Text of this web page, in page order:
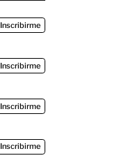
Inscribirme
Inscribirme
Inscribirme
Inscribirme